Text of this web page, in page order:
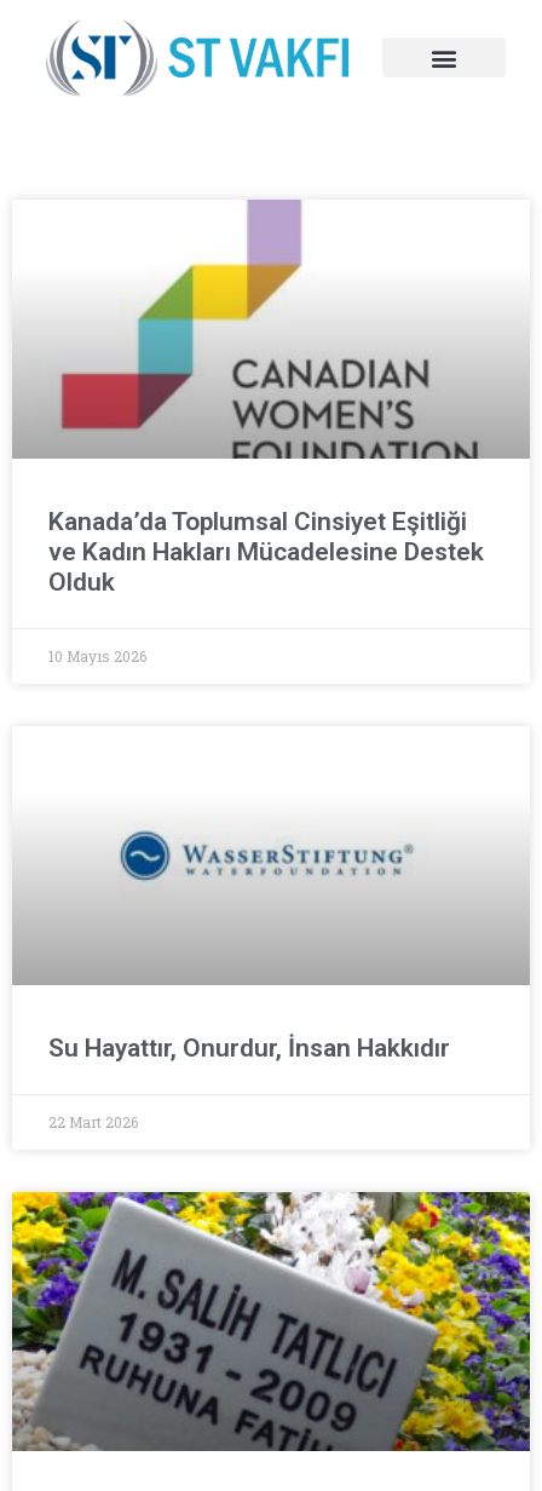
Kanada’da Toplumsal Cinsiyet Eşitliği
ve Kadın Hakları Mücadelesine Destek
Olduk
10 Mayıs 2026
Su Hayattır, Onurdur, İnsan Hakkıdır
22 Mart 2026